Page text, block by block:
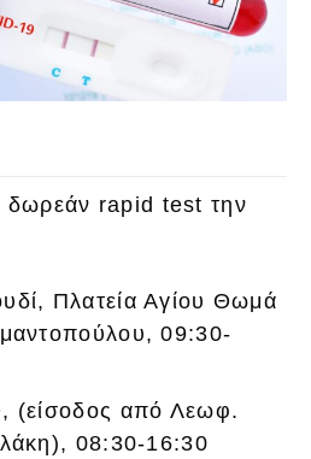
δωρεάν rapid test την
Πλατεία Αγίου Θωμά
09:30-
(είσοδος από Λεωφ.
08:30-16:30